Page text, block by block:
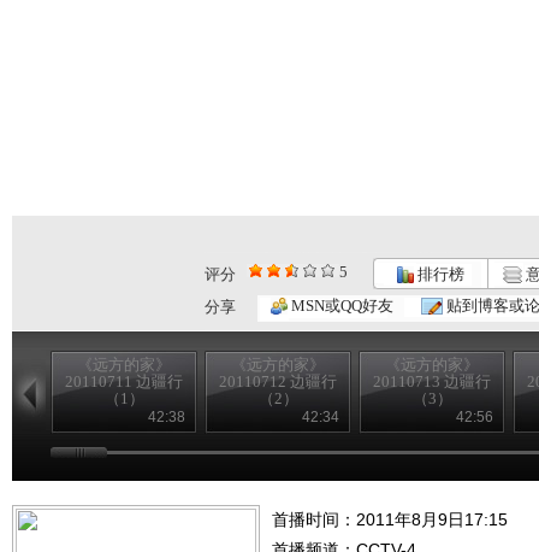
评分 5 排行榜
分享
MSN或QQ好友 贴到博客或
《远方的家》
20110711 边疆行
（1）
42:38
《远方的家》
20110712 边疆行
（2）
42:34
《远方的家》
20110713 边疆行
（3）
42:56
首播时间：2011年8月9日17:15